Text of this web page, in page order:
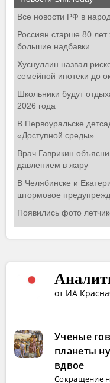
от ИА
Ученые
планеты
вдвое
Сокращение